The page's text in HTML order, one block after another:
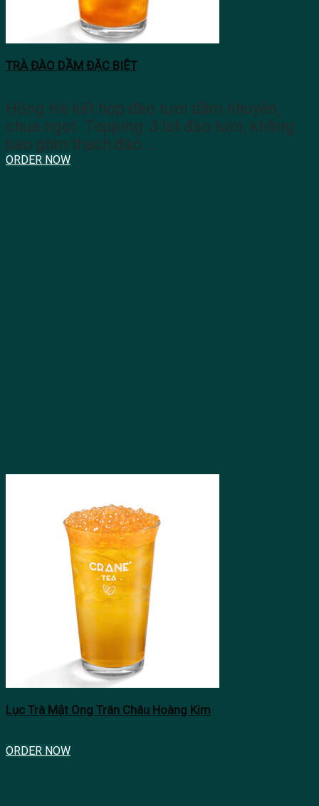
TRÀ ĐÀO DẦM ĐẶC BIỆT
Hồng trà kết hợp đào tươi dầm nhuyễn,
chua ngọt. Topping: 3 lát đào tươi, không
bao gồm thạch đào.…
ORDER NOW
Lục Trà Mật Ong Trân Châu Hoàng Kim
ORDER NOW